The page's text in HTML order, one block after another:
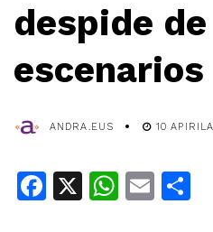
despide
escenarios
ANDRA.EUS 10
Facebook
X